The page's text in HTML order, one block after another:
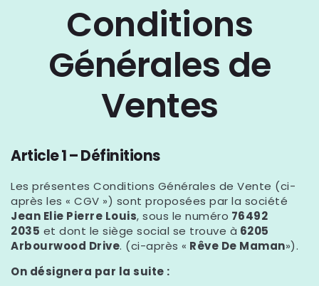
Conditions
Générales de
Ventes
Article 1 – Définitions
Les présentes Conditions Générales de Vente (ci-
après les « CGV ») sont proposées par la société
Jean Elie Pierre Louis, sous le numéro 76492
2035 et dont le siège social se trouve à 6205
Arbourwood Drive. (ci-après « Rêve De Maman»).
On désignera par la suite :